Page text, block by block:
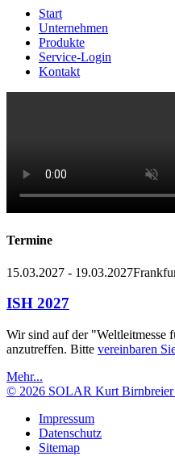
Start
Unternehmen
Produkte
Service-Login
Kontakt
Termine
15.03.2027 - 19.03.2027
ISH 2027
Wir sind auf der "Weltleitmesse
anzutreffen. Bitte vereinbaren
Mehr...
© 2026 SOLAR Kurt Birnbreier
Impressum
Datenschutz
Sitemap